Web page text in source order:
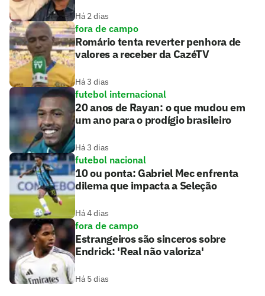
Há 2 dias
fora de campo
Romário tenta reverter penhora de
valores a receber da CazéTV
Há 3 dias
futebol internacional
20 anos de Rayan: o que mudou em
um ano para o prodígio brasileiro
Há 3 dias
futebol nacional
10 ou ponta: Gabriel Mec enfrenta
dilema que impacta a Seleção
Há 4 dias
fora de campo
Estrangeiros são sinceros sobre
Endrick: 'Real não valoriza'
Há 5 dias